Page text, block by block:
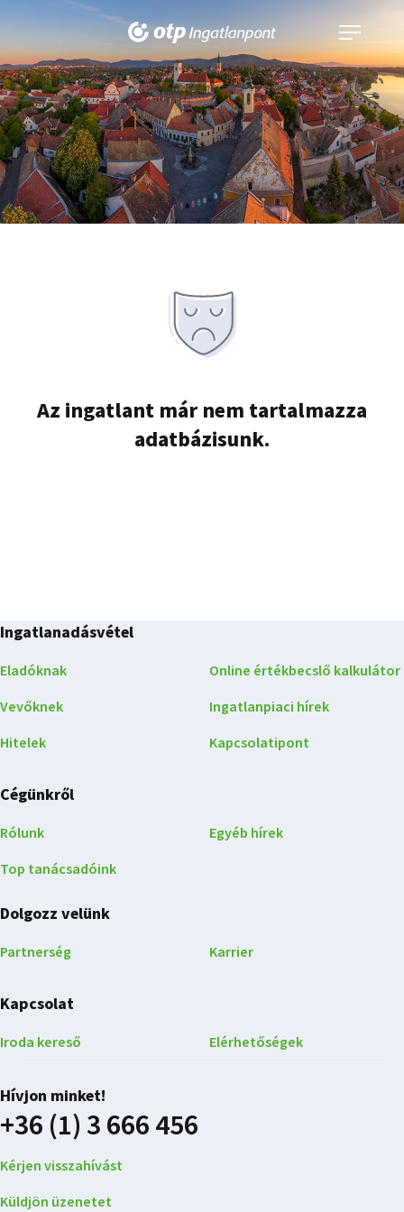
Navigáció
kinyitása
Az ingatlant már nem tartalmazza
adatbázisunk.
Ingatlanadásvétel
Eladóknak
Vevőknek
Hitelek
Online értékbecslő kalkulátor
Ingatlanpiaci hírek
Kapcsolatipont
Cégünkről
Rólunk
Top tanácsadóink
Egyéb hírek
Dolgozz velünk
Partnerség Karrier
Kapcsolat
Iroda kereső Elérhetőségek
Hívjon minket!
+36 (1) 3 666 456
Kérjen visszahívást
Küldjön üzenetet